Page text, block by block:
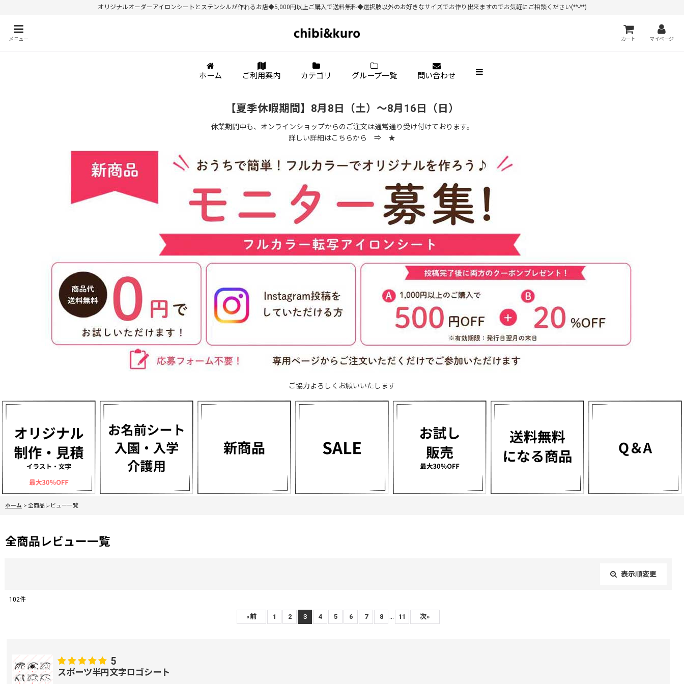
オリジナルオーダーアイロンシートとステンシルが作れるお店◆5,000円以上ご購入で送料無料◆選択肢以外のお好きなサイズでお作り出来ますのでお気軽にご相談ください(*^-^*)
メニュー カート マイページ
ホーム ご利用案内 カテゴリ グループ一覧 問い合わせ
【夏季休暇期間】8月8日（土）～8月16日（日）
休業期間中も、オンラインショップからのご注文は通常通り受け付けております。
詳しい詳細はこちらから ⇒ ★
ご協力よろしくお願いいたします
ホーム > 全商品レビュー一覧
全商品レビュー一覧
表示順変更
画像:
102件
«前 1 2 3 4 5 6 7 8 11 次»
5
スポーツ半円文字ロゴシート